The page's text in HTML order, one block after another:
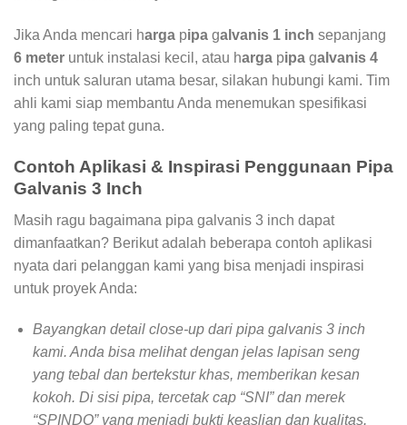
Jika Anda mencari harga pipa galvanis 1 inch sepanjang
6 meter untuk instalasi kecil, atau harga pipa galvanis 4
inch untuk saluran utama besar, silakan hubungi kami. Tim
ahli kami siap membantu Anda menemukan spesifikasi
yang paling tepat guna.
Contoh Aplikasi & Inspirasi Penggunaan Pipa
Galvanis 3 Inch
Masih ragu bagaimana pipa galvanis 3 inch dapat
dimanfaatkan? Berikut adalah beberapa contoh aplikasi
nyata dari pelanggan kami yang bisa menjadi inspirasi
untuk proyek Anda:
Bayangkan detail close-up dari pipa galvanis 3 inch
kami. Anda bisa melihat dengan jelas lapisan seng
yang tebal dan bertekstur khas, memberikan kesan
kokoh. Di sisi pipa, tercetak cap “SNI” dan merek
“SPINDO” yang menjadi bukti keaslian dan kualitas.